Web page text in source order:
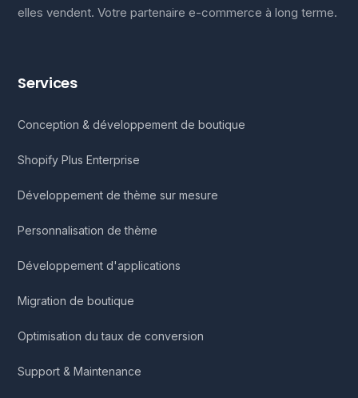
elles vendent. Votre partenaire e-commerce à long terme.
Services
Conception & développement de boutique
Shopify Plus Enterprise
Développement de thème sur mesure
Personnalisation de thème
Développement d'applications
Migration de boutique
Optimisation du taux de conversion
Support & Maintenance